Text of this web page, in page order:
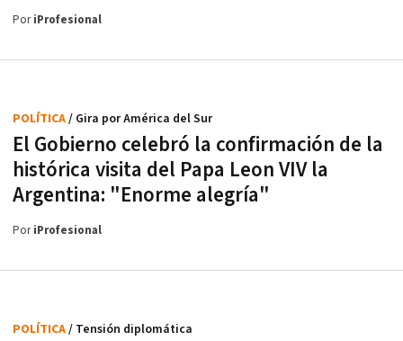
PoriProfesional
El Gobierno celebró la confirmación de la
histórica visita del Papa Leon VIV la
Argentina: "Enorme alegría"
POLÍTICA/ Gira por América del Sur
PoriProfesional
POLÍTICA/ Tensión diplomática